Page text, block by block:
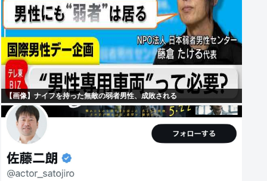
【画像】ナイフを持った無敵の弱者男性、成敗される